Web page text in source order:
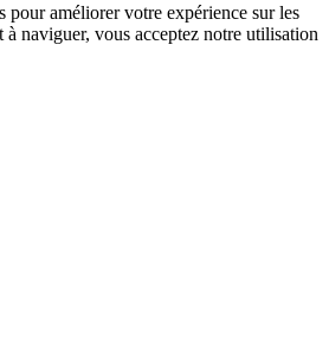
pour améliorer votre expérience sur les
naviguer, vous acceptez notre utilisation